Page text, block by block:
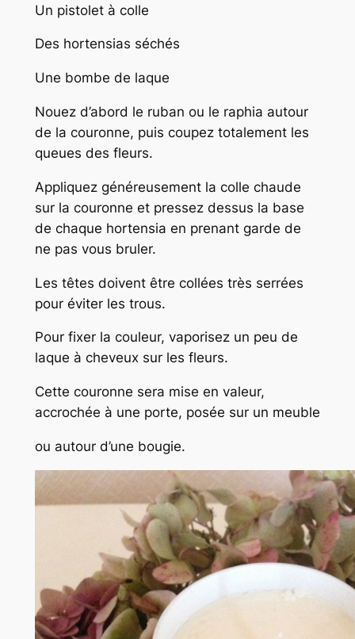
Un pistolet à colle
Des hortensias séchés
Une bombe de laque
Nouez d’abord le ruban ou le raphia autour
de la couronne, puis coupez totalement les
queues des fleurs.
Appliquez généreusement la colle chaude
sur la couronne et pressez dessus la base
de chaque hortensia en prenant garde de
ne pas vous bruler.
Les têtes doivent être collées très serrées
pour éviter les trous.
Pour fixer la couleur, vaporisez un peu de
laque à cheveux sur les fleurs.
Cette couronne sera mise en valeur,
accrochée à une porte, posée sur un meuble
ou autour d’une bougie.